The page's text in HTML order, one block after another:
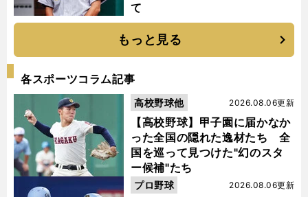
て
もっと見る
各スポーツコラム記事
【高校野球】甲子園に届かなか
った全国の隠れた逸材たち 全
国を巡って見つけた"幻のスタ
ー候補"たち
2026.08.06更新
高校野球他
2026.08.06更新
プロ野球